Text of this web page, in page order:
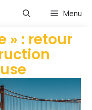
Menu
» : retour